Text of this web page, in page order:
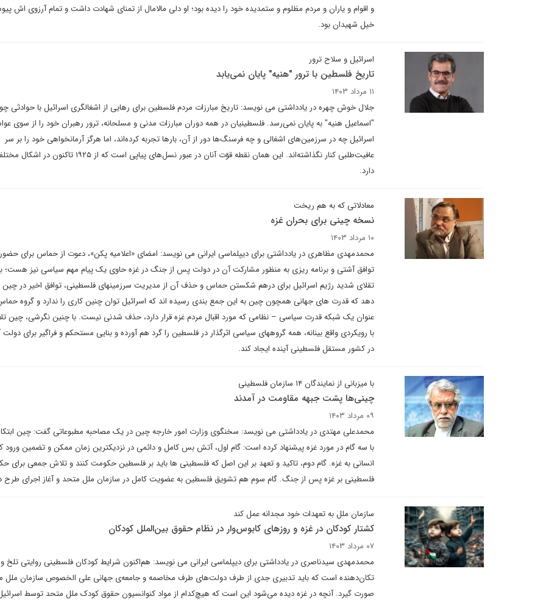
و اقوام و یاران و مردم مظلوم و ستمدیده خود را دیده بود؛ او دلی مالامال از تمنای شهادت داشت و تمام آرزوی اش
خیل شهیدان بود.
اسرائیل و سلاح ترور
تاریخ فلسطین با ترور "هنیه" پایان نمی‌یابد
۱۱ مرداد ۱۴۰۳
جلال خوش چهره در یادداشتی می نویسد: تاریخ مبارزات مردم فلسطین برای رهایی از اشغالگری اسرائیل با حوادثی
"اسماعیل هنیه" به پایان نمی‌رسد. فلسطینیان در همه دوران مبارزات مدنی و مسلحانه‌، ترور رهبران خود را از سوی
اسرائیل چه در سرزمین‌های اشغالی و چه فرسنگ‌ها دور از آن، بارها تجربه کرده‌اند، اما هرگز آرمانخواهی خود را بر سر
عافیت‌طلبی کنار نگذاشته‌اند. این همان نقطه قوّت آنان در عبور نسل‌های پیاپی است که از
دارد.
معادلاتی که به هم ریخت
نسخه چینی برای بحران غزه
۱۰ مرداد ۱۴۰۳
محمدمهدی مظاهری در یادداشتی برای دیپلماسی ایرانی می نویسد: امضای «اعلامیه پکن»، دعوت از حماس برای
توافق آشتی و برنامه ریزی به منظور مشارکت آن در دولت پس از جنگ در غزه حاوی یک پیام مهم سیاسی نیز هست؛
تقلای شدید رژیم اسرائیل برای درهم شکستن حماس و حذف آن از مدیریت سرزمینهای فلسطینی، توافق اخیر در
دهد که قدرت های جهانی همچون چین به این جمع بندی رسیده اند که اسرائیل توان چنین کاری را ندارد و گروه
عنوان یک شبکه قدرت سیاسی – نظامی که مورد اقبال مردم غزه قرار دارد، حذف شدنی نیست. با چنین نگرشی، چین
با رویکردی واقع بینانه، همه گروههای سیاسی اثرگذار در فلسطین را گرد هم آورده و بنایی مستحکم و فراگیر برای
در کشور مستقل فلسطینی آینده ایجاد کند.
با میزبانی از نمایندگان ۱۴ سازمان فلسطینی
چینی‌ها پشت جبهه مقاومت در آمدند
۰۹ مرداد ۱۴۰۳
محمدعلی مهتدی در یادداشتی می نویسد: سخنگوی وزارت امور خارجه چین در یک مصاحبه مطبوعاتی گفت: چین
با سه گام در مورد غزه پیشنهاد کرده است: گام اول، آتش بس کامل و دائمی در نزدیکترین زمان ممکن و تضمین
انسانی به غزه. گام دوم، تاکید و تعهد بر این اصل که فلسطینی ها باید بر فلسطین حکومت کنند و تلاش جمعی برای
فلسطینی بر غزه پس از جنگ. گام سوم هم تشویق فلسطین به عضویت کامل در سازمان ملل متحد و آغاز اجرای طرح
سازمان ملل به تعهدات خود مجدانه عمل کند
کشتار کودکان در غزه و روزهای کابوس‌وار در نظام حقوق بین‌الملل کودکان
۰۷ مرداد ۱۴۰۳
محمدمهدی سیدناصری در یادداشتی برای دیپلماسی ایرانی می نویسد: هم‌اکنون شرایط کودکان فلسطینی روایتی تلخ و
تکان‌دهنده است‌ که باید تدبیری جدی از طرف دولت‌های طرف مخاصمه و جامعه‌ی جهانی علی الخصوص سازمان ملل
صورت گیرد. آنچه در غزه دیده می‌شود این است که هیچ‌کدام از مواد کنوانسیون حقوق کودک ملل متحد توسط